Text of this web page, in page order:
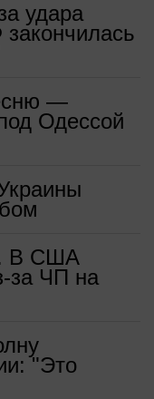
удара
—
Одессой
В США
за ЧП на
"Это